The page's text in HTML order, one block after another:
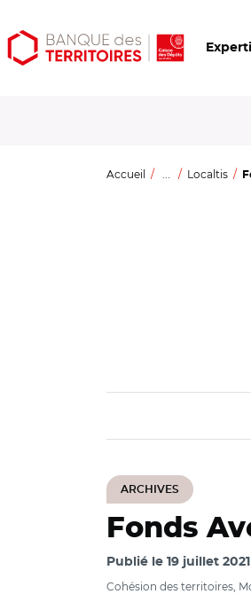
Aller
au
Aller
au
Ouvrir
les
Accueil ... Localtis
ARCHIVES
Fonds
Publié le 19 juillet 2021
Cohésion des territoires,